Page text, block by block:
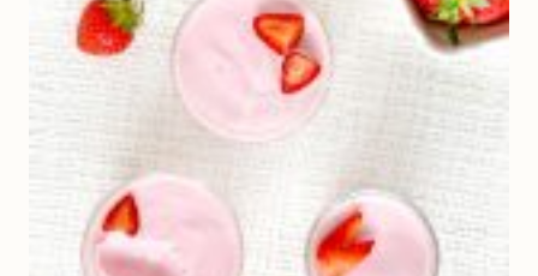
FÊTE
DES